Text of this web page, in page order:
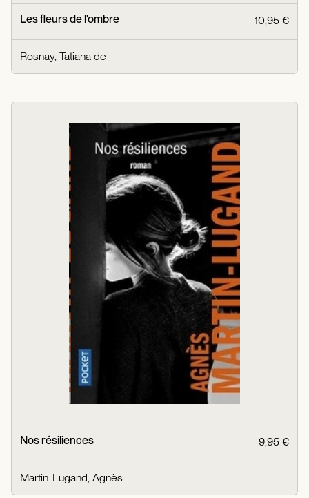
Les fleurs de l'ombre 10,95 €
Rosnay, Tatiana de
Nos résiliences 9,95 €
Martin-Lugand, Agnès